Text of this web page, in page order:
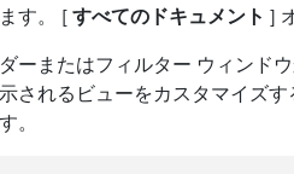
す。 [すべてのドキュメント ]
ーまたはフィルター ウィンド
されるビューをカスタマイズ
。